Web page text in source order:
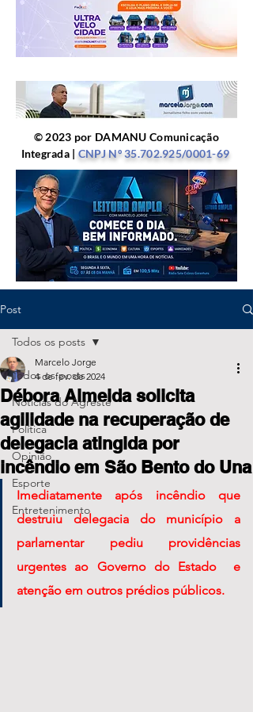
© 2023 por DAMANU Comunicação
Integrada | CNPJ Nº35.702.925/0001-69
Post
Todos os posts
Notícias do Agreste
Política
Opinião
Esporte
Entretenimento
Todos os posts
Débora Almeida solicita
agilidade na recuperação de
delegacia atingida por
incêndio em São Bento do Una
Marcelo Jorge
4 de fev. de 2024
Imediatamente após incêndio que
destruiu delegacia do município a
parlamentar pediu providências
urgentes ao Governo do Estado  e
atenção em outros prédios públicos.